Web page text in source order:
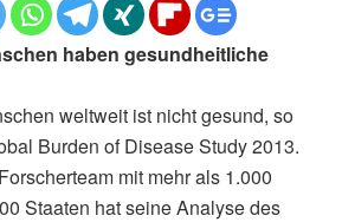
haben gesundheitliche
weltweit ist nicht gesund, so
Burden of Disease Study 2013.
mit mehr als 1.000
Staaten hat seine Analyse des